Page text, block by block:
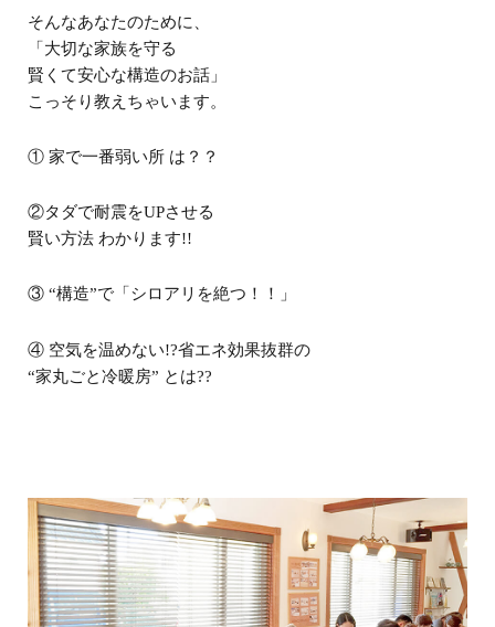
そんなあなたのために、
「大切な家族を守る
賢くて安心な構造のお話」
こっそり教えちゃいます。
① 家で一番弱い所 は？？
②タダで耐震をUPさせる
賢い方法 わかります!!
③ “構造”で「シロアリを絶つ！！」
④ 空気を温めない!?省エネ効果抜群の
“家丸ごと冷暖房” とは??